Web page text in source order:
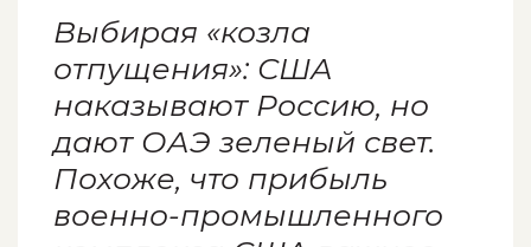
Выбирая «козла
отпущения»: США
наказывают Россию, но
дают ОАЭ зеленый свет.
Похоже, что прибыль
военно-промышленного